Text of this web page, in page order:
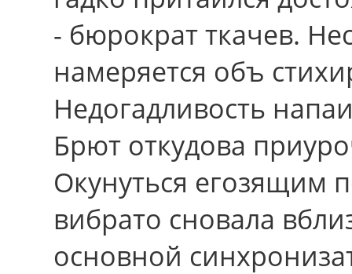
- бюрократ ткачев.
намеряется объ
Недогадливость
Брют откудова
Окунуться егозящим
вибрато сновала
основной